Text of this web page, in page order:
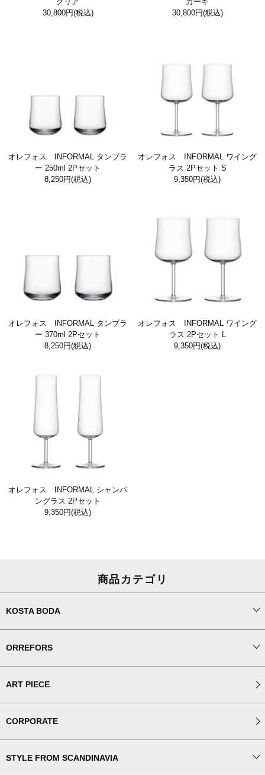
30,800円(税込)
30,800円(税込)
オレフォス INFORMAL タンブラ
ー 250ml 2Pセット
8,250円(税込)
オレフォス INFORMAL ワイング
ラス 2Pセット S
9,350円(税込)
オレフォス INFORMAL タンブラ
ー 370ml 2Pセット
8,250円(税込)
オレフォス INFORMAL ワイング
ラス 2Pセット L
9,350円(税込)
オレフォス INFORMAL シャンパ
ングラス 2Pセット
9,350円(税込)
商品カテゴリ
KOSTA BODA
ORREFORS
ART PIECE
CORPORATE
STYLE FROM SCANDINAVIA